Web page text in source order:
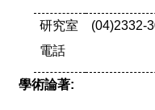
研究室
電話
(04)2332-
學術論著: